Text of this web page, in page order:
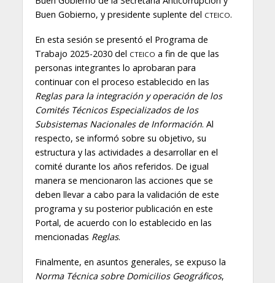
Buen Gobierno, y presidente suplente del CTEICO.
En esta sesión se presentó el Programa de
Trabajo 2025-2030 del CTEICO a fin de que las
personas integrantes lo aprobaran para
continuar con el proceso establecido en las
Reglas para la integración y operación de los
Comités Técnicos Especializados de los
Subsistemas Nacionales de Información. Al
respecto, se informó sobre su objetivo, su
estructura y las actividades a desarrollar en el
comité durante los años referidos. De igual
manera se mencionaron las acciones que se
deben llevar a cabo para la validación de este
programa y su posterior publicación en este
Portal, de acuerdo con lo establecido en las
mencionadas Reglas.
Finalmente, en asuntos generales, se expuso la
Norma Técnica sobre Domicilios Geográficos,